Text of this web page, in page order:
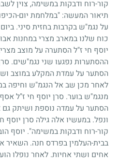
קור-רוח ודבקות במשימה, צוין
תיאור המעשה: "במלחמת יום-
על נגמ"ש בקרבות בחזית סיני. ביום
כוח שלנו במארב מצרי במחנות
יוסף חי ז"ל הסתערה על מוצב
ההסתערות נפגעו שני נגמ"שים.
הסתער על עמדת המקלע במוצב
לאחר מכן שב אל הנגמ"ש וחיפה
מנגמ"ש בוער. סרן יוסף חי ז"ל
הסתער על עמדה נוספת ושיתק גם
ונפל. במעשיו אלה גילה סרן יוסף
קור-רוח ודבקות במשימה". יוסף
בבית-העלמין בפרדס חנה. השאיר
אחים ושתי אחיות. לאחר נופלו